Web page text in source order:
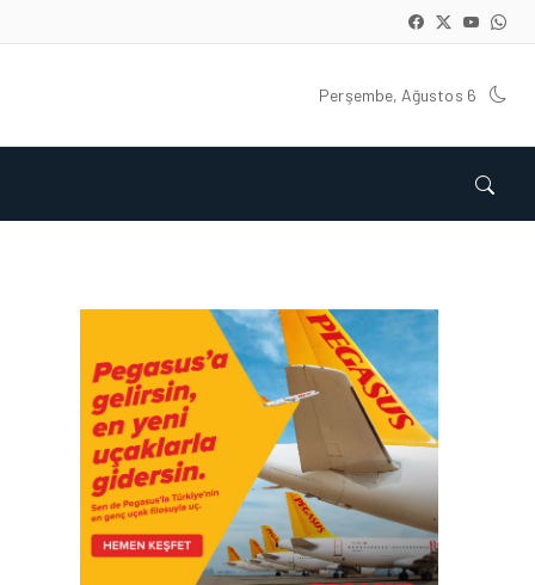
Perşembe, Ağustos 6
GÜNCEL HABERLER • 22 TEM 2026
OKYANUSU KÜREK
ÇEKEREK AŞACAK İLK
TÜRK TAKIMINA GURUR
DOLU DESTEK!